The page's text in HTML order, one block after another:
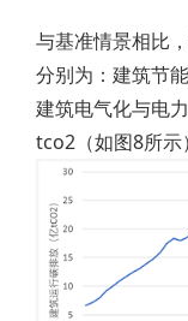
与基准情景相比
分别为：建筑节
建筑电气化与电
tco2（如图8所示